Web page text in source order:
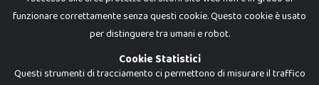
funzionare correttamente senza questi cookie. Questo cookie è usato
per distinguere tra umani e robot.
Cookie Statistici
Questi strumenti di tracciamento ci permettono di misurare il traffico